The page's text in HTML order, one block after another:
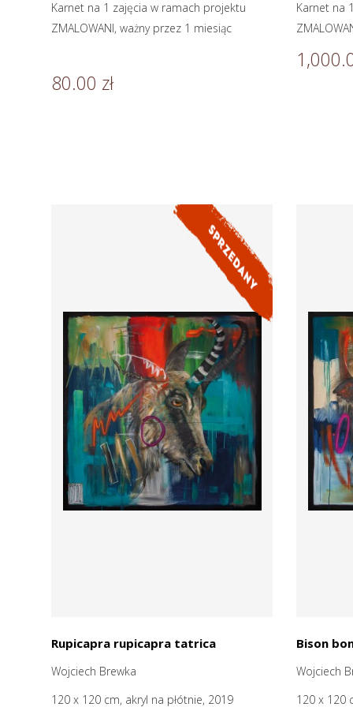
Karnet na 1 zajęcia w ramach projektu
ZMALOWANI, ważny przez 1 miesiąc
80.00 zł
Karnet na
Rupicapra rupicapra tatrica
Wojciech Brewka
120 x 120 cm, akryl na płótnie, 2019
Bison
Wojciech
120 x 120